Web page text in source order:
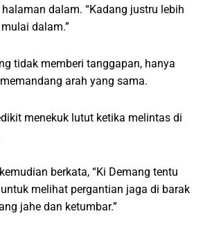
dalam. “Kadang justru lebih
dalam.”
tidak memberi tanggapan, hanya
arah yang sama.
menekuk lutut ketika melintas di
berkata, “Ki Demang tentu
melihat pergantian jaga di barak
jahe dan ketumbar.”